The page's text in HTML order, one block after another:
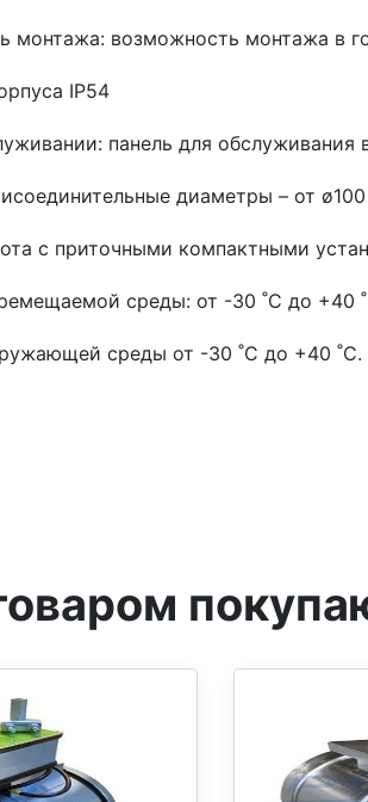
монтажа: возможность монтажа в
IP54
панель для обслуживания
диаметры – от
с приточными компактными
среды: от -30 ˚С до +40
среды от -30 ˚С до +40 ˚С.